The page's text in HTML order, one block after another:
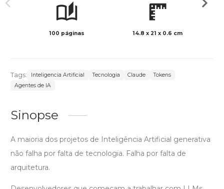
100 páginas 14.8 x 21 x 0.6 cm
Tags: Inteligencia Artificial Tecnologia Claude
Tokens
Agentes de IA
Sinopse
A maioria dos projetos de Inteligência Artificial generativa
não falha por falta de tecnologia. Falha por falta de
arquitetura.